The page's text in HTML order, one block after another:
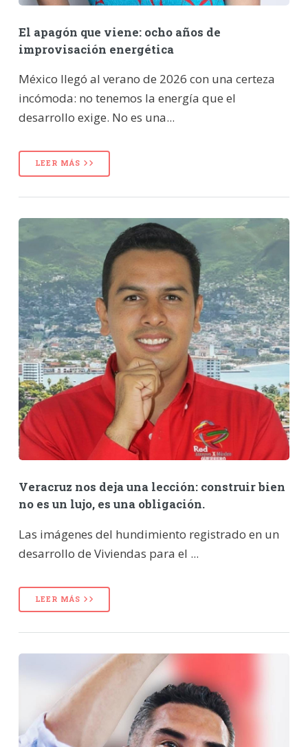
El apagón que viene: ocho años de
improvisación energética
México llegó al verano de 2026 con una certeza
incómoda: no tenemos la energía que el
desarrollo exige. No es una...
LEER MÁS
Veracruz nos deja una lección: construir bien
no es un lujo, es una obligación.
Las imágenes del hundimiento registrado en un
desarrollo de Viviendas para el ...
LEER MÁS